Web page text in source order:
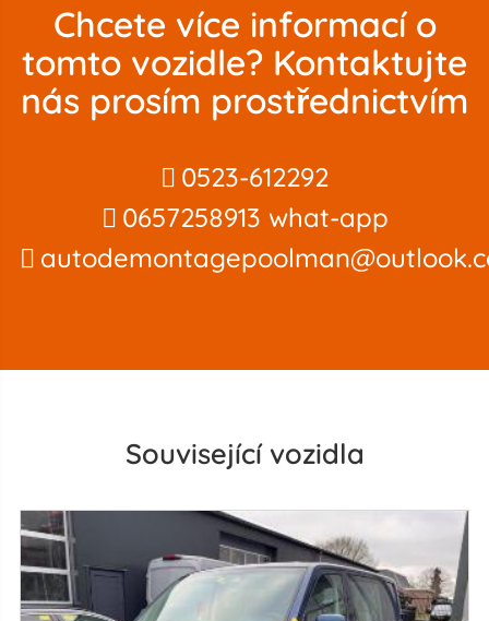
Chcete více informací o
tomto vozidle? Kontaktujte
nás prosím prostřednictvím
0523-612292
0657258913 what-app
Související vozidla